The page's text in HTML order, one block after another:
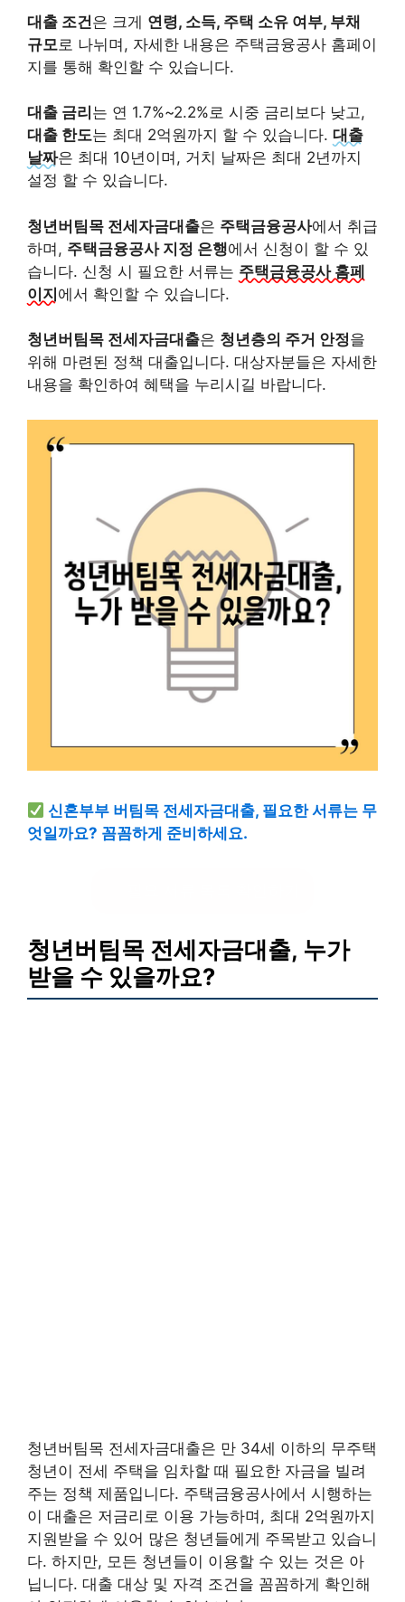
대출 조건은 크게 연령, 소득, 주택 소유 여부, 부채
규모 로 나뉘며, 자세한 내용은 주택금융공사 홈페이
지를 통해 확인할 수 있습니다.
대출 금리 는 연 1.7%~2.2%로 시중 금리보다 낮고,
대출 한도는 최대 2억원까지 할 수 있습니다. 대출
날짜은 최대 10년이며, 거치 날짜은 최대 2년까지
설정 할 수 있습니다.
청년버팀목 전세자금대출은 주택금융공사에서 취급
하며, 주택금융공사 지정 은행에서 신청이 할 수 있
습니다. 신청 시 필요한 서류는 주택금융공사 홈페
이지에서 확인할 수 있습니다.
청년버팀목 전세자금대출은 청년층의 주거 안정을
위해 마련된 정책 대출입니다. 대상자분들은 자세한
내용을 확인하여 혜택을 누리시길 바랍니다.
신혼부부 버팀목 전세자금대출, 필요한 서류는 무
엇일까요? 꼼꼼하게 준비하세요.
청년버팀목 전세자금대출, 누가
받을 수 있을까요?
청년버팀목 전세자금대출은 만 34세 이하의 무주택
청년이 전세 주택을 임차할 때 필요한 자금을 빌려
주는 정책 제품입니다. 주택금융공사에서 시행하는
이 대출은 저금리로 이용 가능하며, 최대 2억원까지
지원받을 수 있어 많은 청년들에게 주목받고 있습니
다. 하지만, 모든 청년들이 이용할 수 있는 것은 아
닙니다. 대출 대상 및 자격 조건을 꼼꼼하게 확인해